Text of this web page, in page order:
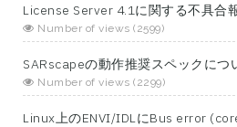
License Server 4.1に関する不具合
Number of views (2599)
SARscapeの動作推奨スペックにつ
Number of views (2299)
Linux上のENVI/IDLにBus error